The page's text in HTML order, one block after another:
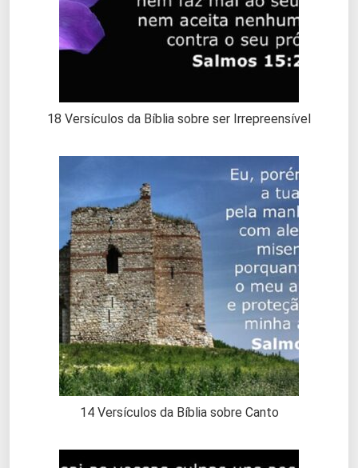
18 Versículos da Bíblia sobre ser Irrepreensível
14 Versículos da Bíblia sobre Canto